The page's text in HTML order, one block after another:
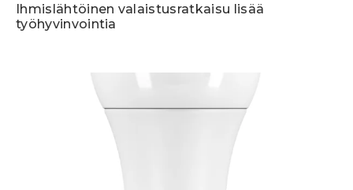
Ihmislähtöinen valaistusratkaisu lisää
työhyvinvointia